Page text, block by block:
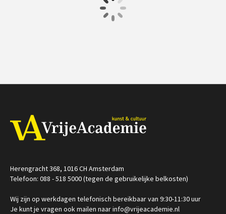
Herengracht 368, 1016 CH Amsterdam
Telefoon: 088 - 518 5000 (tegen de gebruikelijke belkosten)
Wij zijn op werkdagen telefonisch bereikbaar van 9:30-11:30 uur
Je kunt je vragen ook mailen naar info@vrijeacademie.nl